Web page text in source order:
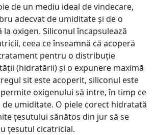
de un mediu ideal de vindecare,
adecvat de umiditate și de o
oxigen. Siliconul încapsulează
ceea ce înseamnă că acoperă
pentru o distribuție
(hidratării) și o expunere maximă
sit este acoperit, siliconul este
oxigenului să intre, în timp ce
de umiditate. O piele corect hidratată
țesutului sănătos din jur să se
țesutul cicatricial.